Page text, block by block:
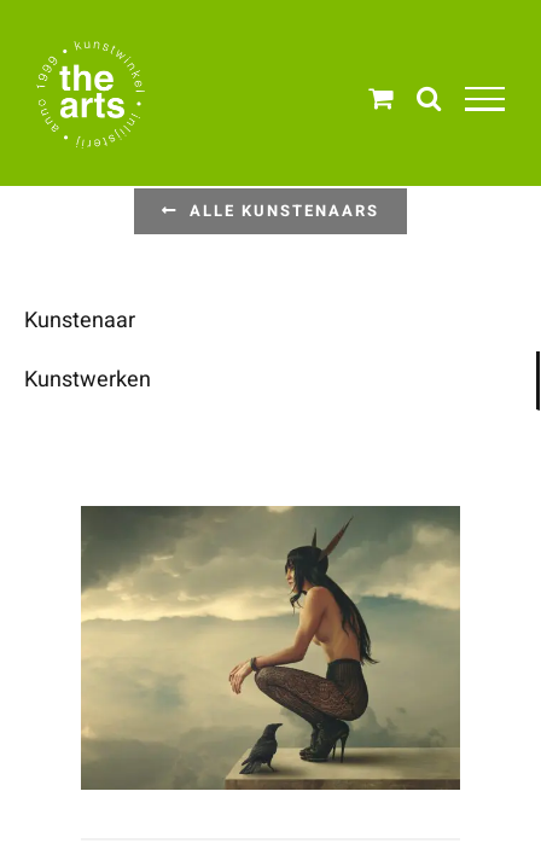
inhoud
ALLE KUNSTENAARS
Kunstenaar
Kunstwerken